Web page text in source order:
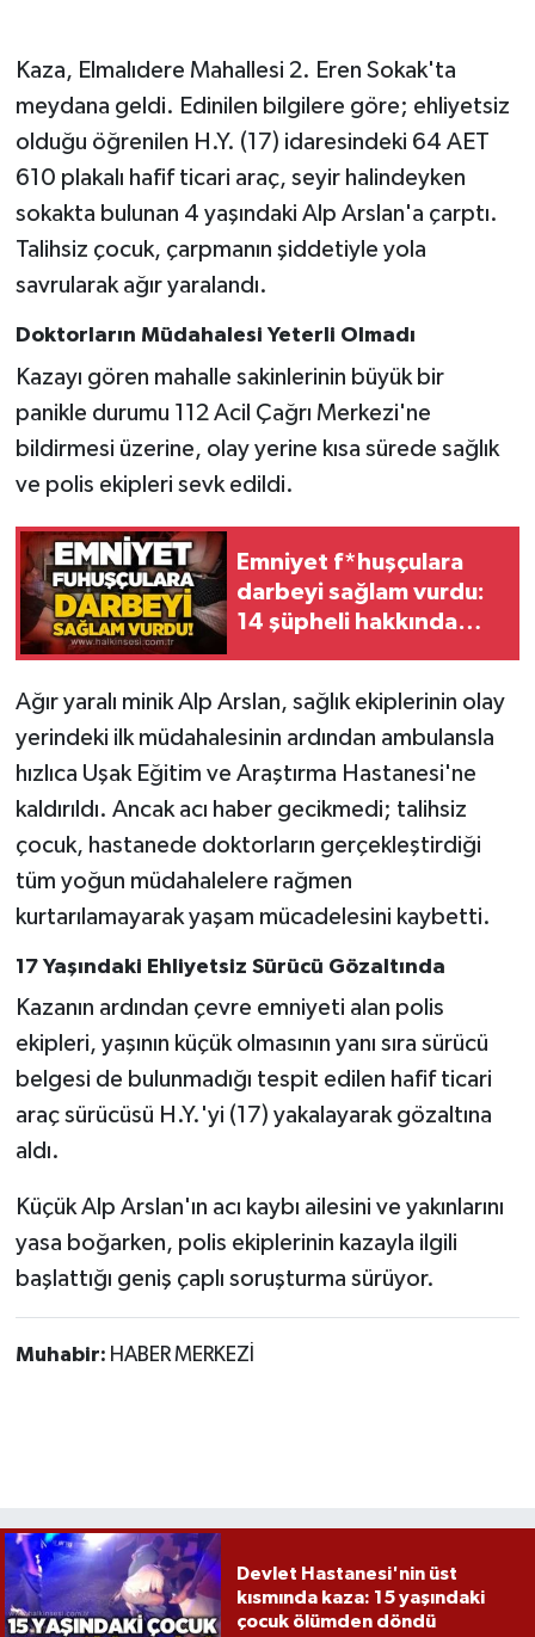
Kaza, Elmalıdere Mahallesi 2. Eren Sokak'ta
meydana geldi. Edinilen bilgilere göre; ehliyetsiz
olduğu öğrenilen H.Y. (17) idaresindeki 64 AET
610 plakalı hafif ticari araç, seyir halindeyken
sokakta bulunan 4 yaşındaki Alp Arslan'a çarptı.
Talihsiz çocuk, çarpmanın şiddetiyle yola
savrularak ağır yaralandı.
Doktorların Müdahalesi Yeterli Olmadı
Kazayı gören mahalle sakinlerinin büyük bir
panikle durumu 112 Acil Çağrı Merkezi'ne
bildirmesi üzerine, olay yerine kısa sürede sağlık
ve polis ekipleri sevk edildi.
Emniyet f*huşçulara
darbeyi sağlam vurdu:
14 şüpheli hakkında
Ağır yaralı minik Alp Arslan, sağlık ekiplerinin olay
yerindeki ilk müdahalesinin ardından ambulansla
hızlıca Uşak Eğitim ve Araştırma Hastanesi'ne
kaldırıldı. Ancak acı haber gecikmedi; talihsiz
çocuk, hastanede doktorların gerçekleştirdiği
tüm yoğun müdahalelere rağmen
kurtarılamayarak yaşam mücadelesini kaybetti.
17 Yaşındaki Ehliyetsiz Sürücü Gözaltında
Kazanın ardından çevre emniyeti alan polis
ekipleri, yaşının küçük olmasının yanı sıra sürücü
belgesi de bulunmadığı tespit edilen hafif ticari
araç sürücüsü H.Y.'yi (17) yakalayarak gözaltına
aldı.
Küçük Alp Arslan'ın acı kaybı ailesini ve yakınlarını
yasa boğarken, polis ekiplerinin kazayla ilgili
başlattığı geniş çaplı soruşturma sürüyor.
Muhabir: HABER MERKEZİ
Devlet Hastanesi'nin üst
kısmında kaza: 15 yaşındaki
çocuk ölümden döndü
Gökçebey
GÜNDEM
İş ilanı
Kültür - Sanat
MAGAZİN
Politika
Röportaj
Sağlık
SİYASET
Ulusal
Yaşam